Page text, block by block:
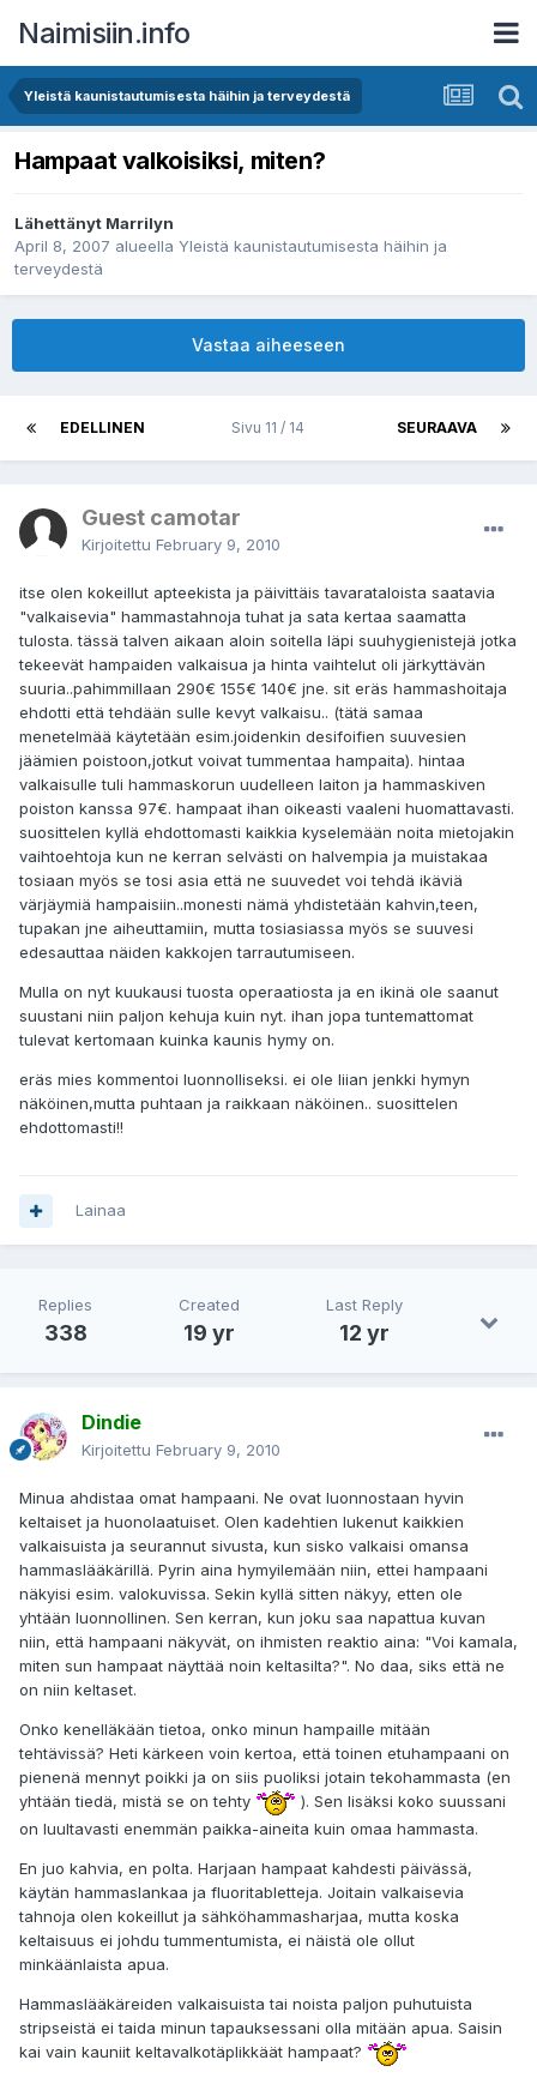
Naimisiin.info
Yleistä kaunistautumisesta häihin ja terveydestä
Hampaat valkoisiksi, miten?
Lähettänyt Marrilyn
April 8, 2007 alueella Yleistä kaunistautumisesta häihin ja
terveydestä
Vastaa aiheeseen
EDELLINEN SEURAAVA
Sivu 11 / 14
Guest camotar
Kirjoitettu February 9, 2010
itse olen kokeillut apteekista ja päivittäis tavarataloista saatavia
"valkaisevia" hammastahnoja tuhat ja sata kertaa saamatta
tulosta. tässä talven aikaan aloin soitella läpi suuhygienistejä jotka
tekeevät hampaiden valkaisua ja hinta vaihtelut oli järkyttävän
suuria..pahimmillaan 290€ 155€ 140€ jne. sit eräs hammashoitaja
ehdotti että tehdään sulle kevyt valkaisu.. (tätä samaa
menetelmää käytetään esim.joidenkin desifoifien suuvesien
jäämien poistoon,jotkut voivat tummentaa hampaita). hintaa
valkaisulle tuli hammaskorun uudelleen laiton ja hammaskiven
poiston kanssa 97€. hampaat ihan oikeasti vaaleni huomattavasti.
suosittelen kyllä ehdottomasti kaikkia kyselemään noita mietojakin
vaihtoehtoja kun ne kerran selvästi on halvempia ja muistakaa
tosiaan myös se tosi asia että ne suuvedet voi tehdä ikäviä
värjäymiä hampaisiin..monesti nämä yhdistetään kahvin,teen,
tupakan jne aiheuttamiin, mutta tosiasiassa myös se suuvesi
edesauttaa näiden kakkojen tarrautumiseen.
Mulla on nyt kuukausi tuosta operaatiosta ja en ikinä ole saanut
suustani niin paljon kehuja kuin nyt. ihan jopa tuntemattomat
tulevat kertomaan kuinka kaunis hymy on.
eräs mies kommentoi luonnolliseksi. ei ole liian jenkki hymyn
näköinen,mutta puhtaan ja raikkaan näköinen.. suosittelen
ehdottomasti!!
Lainaa
Replies
338
Created
19 yr
Last Reply
12 yr
Dindie
Kirjoitettu February 9, 2010
Minua ahdistaa omat hampaani. Ne ovat luonnostaan hyvin
keltaiset ja huonolaatuiset. Olen kadehtien lukenut kaikkien
valkaisuista ja seurannut sivusta, kun sisko valkaisi omansa
hammaslääkärillä. Pyrin aina hymyilemään niin, ettei hampaani
näkyisi esim. valokuvissa. Sekin kyllä sitten näkyy, etten ole
yhtään luonnollinen. Sen kerran, kun joku saa napattua kuvan
niin, että hampaani näkyvät, on ihmisten reaktio aina: "Voi kamala,
miten sun hampaat näyttää noin keltasilta?". No daa, siks että ne
on niin keltaset.
Onko kenelläkään tietoa, onko minun hampaille mitään
tehtävissä? Heti kärkeen voin kertoa, että toinen etuhampaani on
pienenä mennyt poikki ja on siis puoliksi jotain tekohammasta (en
yhtään tiedä, mistä se on tehty
). Sen lisäksi koko suussani
on luultavasti enemmän paikka-aineita kuin omaa hammasta.
En juo kahvia, en polta. Harjaan hampaat kahdesti päivässä,
käytän hammaslankaa ja fluoritabletteja. Joitain valkaisevia
tahnoja olen kokeillut ja sähköhammasharjaa, mutta koska
keltaisuus ei johdu tummentumista, ei näistä ole ollut
minkäänlaista apua.
Hammaslääkäreiden valkaisuista tai noista paljon puhutuista
stripseistä ei taida minun tapauksessani olla mitään apua. Saisin
kai vain kauniit keltavalkotäplikkäät hampaat?